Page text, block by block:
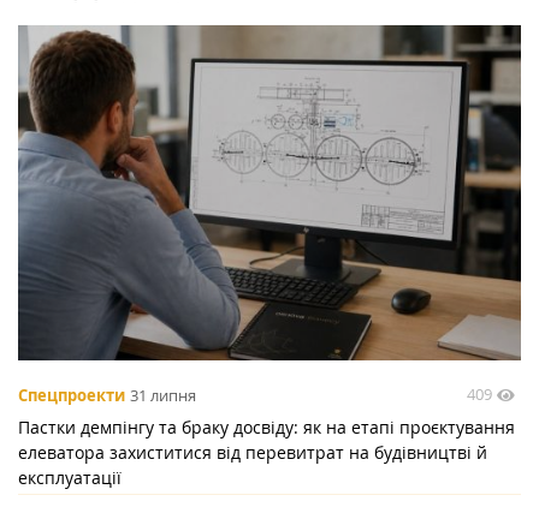
Спецпроекти 31 липня 409
Пастки демпінгу та браку досвіду: як на етапі проєктування
елеватора захиститися від перевитрат на будівництві й
експлуатації